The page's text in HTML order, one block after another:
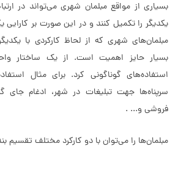
بسیاری از مواقع مبلمان شهری می‌تواند در
یکدیگر را تکمیل کنند و در این صورت بر کارایی
مبلمان‌های شهری که از لحاظ کارکردی با
بسیار حایز اهمیت است. از یک ساختار
استفاده‌های گوناگونی کرد. برای مثال
سرپناه‌ها جهت تبلیغات در شهر، ادغام جای
فروشی و... .
مبلمان‌ها را می‌توان با دو کارکرد مختلف تقسیم